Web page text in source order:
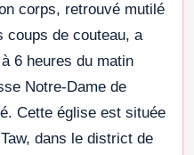
corps, retrouvé mutilé
coups de couteau, a
6 heures du matin
Notre-Dame de
Cette église est située
dans le district de